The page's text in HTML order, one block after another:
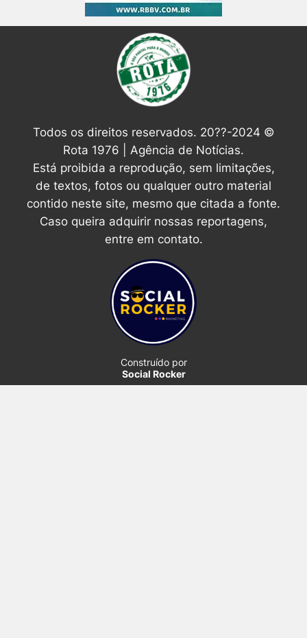
Todos os direitos reservados. 20??-2024 ©
Rota 1976 | Agência de Notícias.
Está proibida a reprodução, sem limitações,
de textos, fotos ou qualquer outro material
contido neste site, mesmo que citada a fonte.
Caso queira adquirir nossas reportagens,
entre em contato.
Construído por
Social Rocker